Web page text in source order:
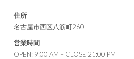
住所
名古屋市西区八筋町260
営業時間
OPEN: 9:00 AM – CLOSE 21:00 PM